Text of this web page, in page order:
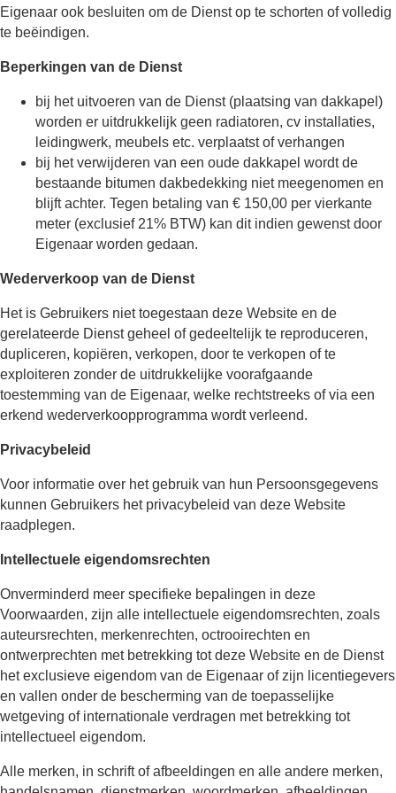
Eigenaar ook besluiten om de Dienst op te schorten of volledig
te beëindigen.
Beperkingen van de Dienst
bij het uitvoeren van de Dienst (plaatsing van dakkapel)
worden er uitdrukkelijk geen radiatoren, cv installaties,
leidingwerk, meubels etc. verplaatst of verhangen
bij het verwijderen van een oude dakkapel wordt de
bestaande bitumen dakbedekking niet meegenomen en
blijft achter. Tegen betaling van € 150,00 per vierkante
meter (exclusief 21% BTW) kan dit indien gewenst door
Eigenaar worden gedaan.
Wederverkoop van de Dienst
Het is Gebruikers niet toegestaan deze Website en de
gerelateerde Dienst geheel of gedeeltelijk te reproduceren,
dupliceren, kopiëren, verkopen, door te verkopen of te
exploiteren zonder de uitdrukkelijke voorafgaande
toestemming van de Eigenaar, welke rechtstreeks of via een
erkend wederverkoopprogramma wordt verleend.
Privacybeleid
Voor informatie over het gebruik van hun Persoonsgegevens
kunnen Gebruikers het privacybeleid van deze Website
raadplegen.
Intellectuele eigendomsrechten
Onverminderd meer specifieke bepalingen in deze
Voorwaarden, zijn alle intellectuele eigendomsrechten, zoals
auteursrechten, merkenrechten, octrooirechten en
ontwerprechten met betrekking tot deze Website en de Dienst
het exclusieve eigendom van de Eigenaar of zijn licentiegevers
en vallen onder de bescherming van de toepasselijke
wetgeving of internationale verdragen met betrekking tot
intellectueel eigendom.
Alle merken, in schrift of afbeeldingen en alle andere merken,